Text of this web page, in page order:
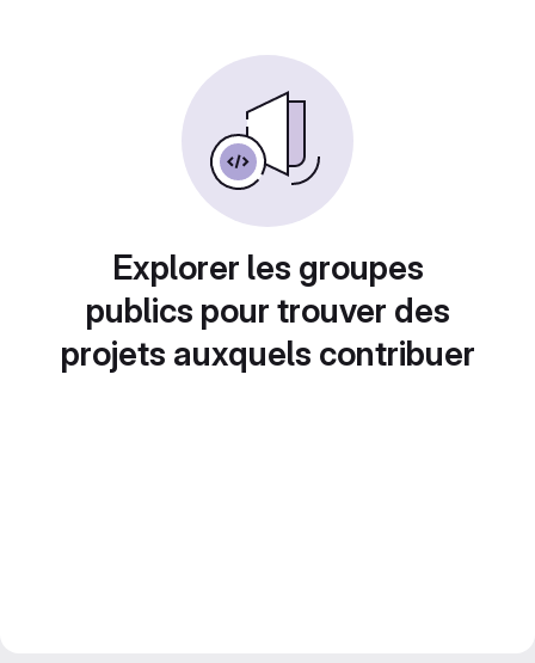
Explorer les groupes
publics pour trouver des
projets auxquels contribuer